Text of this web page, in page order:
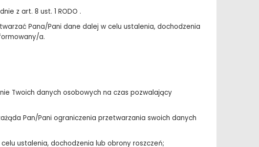
z art. 8 ust. 1 RODO .
Pana/Pani dane dalej w celu ustalenia, dochodzenia
a.
Twoich danych osobowych na czas pozwalający
Pan/Pani ograniczenia przetwarzania swoich danych
ustalenia, dochodzenia lub obrony roszczeń;